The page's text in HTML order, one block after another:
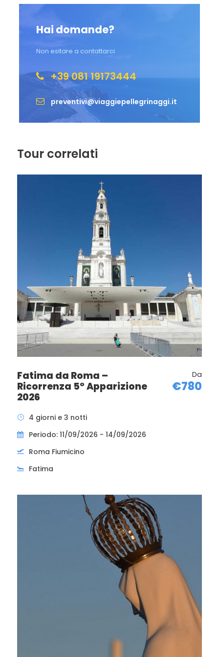
Hai domande?
Non esitare a contattarci
+39 081 19173444
preventivi@viaggiepellegrinaggi.it
Partenza in aereo per il rientro in Italia
in corso di validità: passaporto firmato o
carta di identità valida per l’espatrio, non
prorogata.
Tour correlati
Fatima da Roma –
Ricorrenza 5° Apparizione
2026
Da
€780
4 giorni e 3 notti
Periodo: 11/09/2026 - 14/09/2026
Roma Fiumicino
Fatima